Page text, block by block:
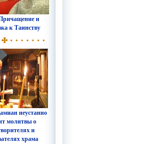
и
к Таинству
неустанно
молитвы о
и
храма